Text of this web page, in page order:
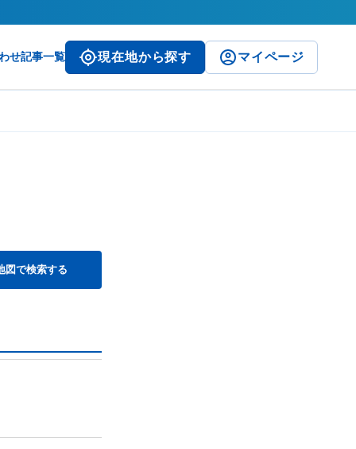
せ記事一覧 現在地から探す マイページ
図で検索する